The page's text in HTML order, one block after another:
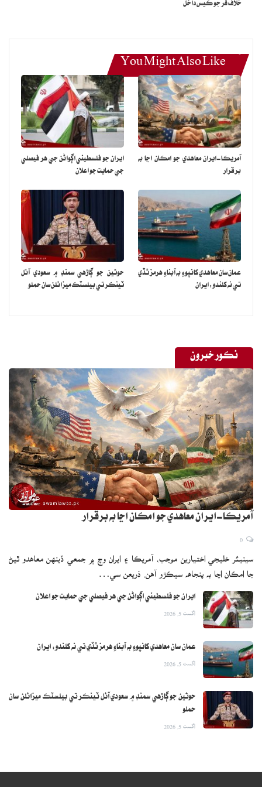
خلاف ڦر جو ڪيس داخل
You Might Also Like
آمريڪا-ايران معاهدي جو امڪان اڃا به
برقرار
ايران جو فلسطيني اڳواڻن جي هر فيصلي
جي حمايت جو اعلان
عمان سان معاهدي کانپوءِ به آبناءِ هرمز ٿڏي
تي نه کلندو: ايران
حوثين جو ڳاڙهي سمنڊ ۾ سعودي آئل
ٽينڪر تي بيلسٽڪ ميزائلن سان حملو
نڪور خبرون
آمريڪا-ايران معاهدي جو امڪان اڃا به برقرار
سينيئر خليجي اختيارين موجب، آمريڪا ۽ ايران وچ ۾ جمعي ڏينهن معاهدو ٿيڻ
جا امڪان اڃا به پنجاهه سيڪڙو آهن. ذريعن سي…
ايران جو فلسطيني اڳواڻن جي هر فيصلي جي حمايت جو اعلان
اگست 5, 2026
عمان سان معاهدي کانپوءِ به آبناءِ هرمز ٿڏي تي نه کلندو: ايران
اگست 5, 2026
حوثين جو ڳاڙهي سمنڊ ۾ سعودي آئل ٽينڪر تي بيلسٽڪ ميزائلن سان
حملو
اگست 5, 2026